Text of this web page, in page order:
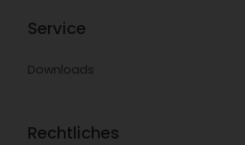
Service
Downloads
Rechtliches